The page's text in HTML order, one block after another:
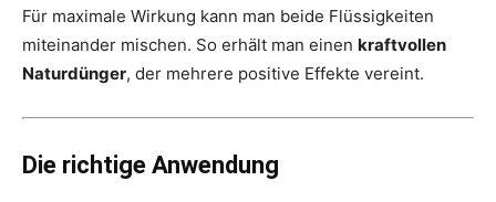
Für maximale Wirkung kann man beide Flüssigkeiten
miteinander mischen. So erhält man einen kraftvollen
Naturdünger, der mehrere positive Effekte vereint.
Die richtige Anwendung